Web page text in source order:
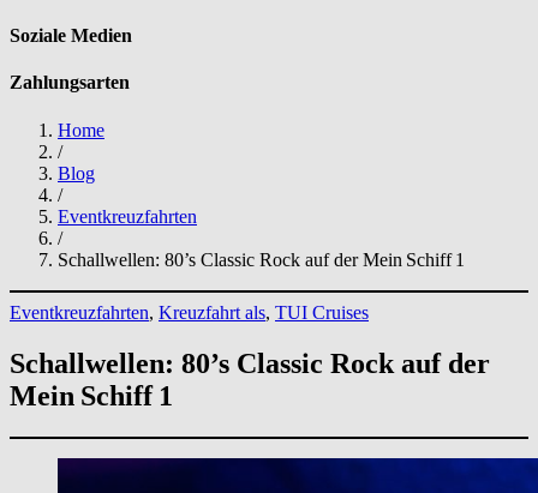
Soziale Medien
Zahlungsarten
Home
/
Blog
/
Eventkreuzfahrten
/
Schallwellen: 80’s Classic Rock auf der Mein Schiff 1
Eventkreuzfahrten, Kreuzfahrt als, TUI Cruises
Schallwellen: 80’s Classic Rock auf der
Mein Schiff 1